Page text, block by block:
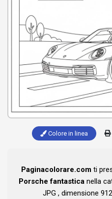
Colore in linea
Paginacolorare.com ti
Porsche fantastica nella
JPG , dimensione